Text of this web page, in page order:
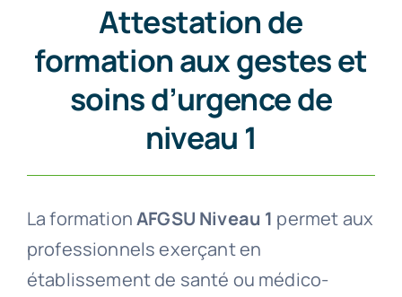
Prix
Contact
Attestation de
formation aux gestes et
soins d’urgence de
niveau 1
La formationAFGSU Niveau 1 permet aux
professionnels exerçant en
établissement de santé ou médico-